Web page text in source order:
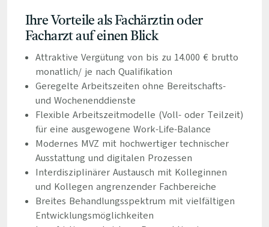
Ihre Vorteile als Fachärztin oder
Facharzt auf einen Blick
Attraktive Vergütung von bis zu 14.000 € brutto
monatlich/ je nach Qualifikation
Geregelte Arbeitszeiten ohne Bereitschafts-
und Wochenenddienste
Flexible Arbeitszeitmodelle (Voll- oder Teilzeit)
für eine ausgewogene Work-Life-Balance
Modernes MVZ mit hochwertiger technischer
Ausstattung und digitalen Prozessen
Interdisziplinärer Austausch mit Kolleginnen
und Kollegen angrenzender Fachbereiche
Breites Behandlungsspektrum mit vielfältigen
Entwicklungsmöglichkeiten